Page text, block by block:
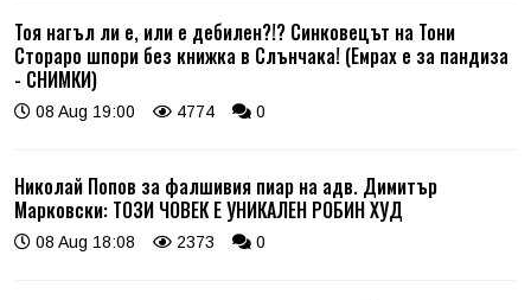
Тоя нагъл ли е, или е дебилен?!? Синковецът на Тони
Стораро шпори без книжка в Слънчака! (Емрах е за пандиза
- СНИМКИ)
08 Aug 19:00 4774 0
Николай Попов за фалшивия пиар на адв. Димитър
Марковски: ТОЗИ ЧОВЕК Е УНИКАЛЕН РОБИН ХУД
08 Aug 18:08 2373 0